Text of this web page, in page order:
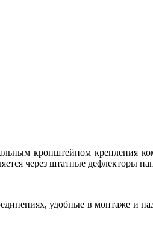
кронштейном крепления
через штатные дефлекторы
удобные в монтаже и